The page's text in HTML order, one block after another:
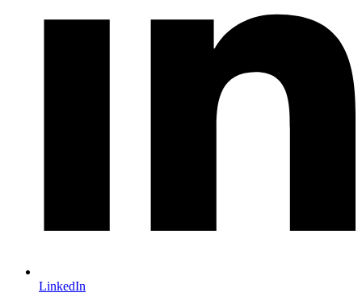
LinkedIn